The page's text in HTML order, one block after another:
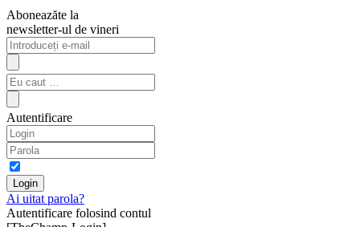
Aboneazăte la
newsletter-ul de vineri
Autentificare
Ai uitat parola?
Autentificare folosind contul